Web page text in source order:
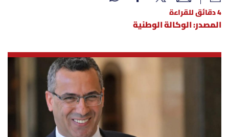
الغلاف 4 دقائق للقراءة
المصدر: الوكالة الوطنية